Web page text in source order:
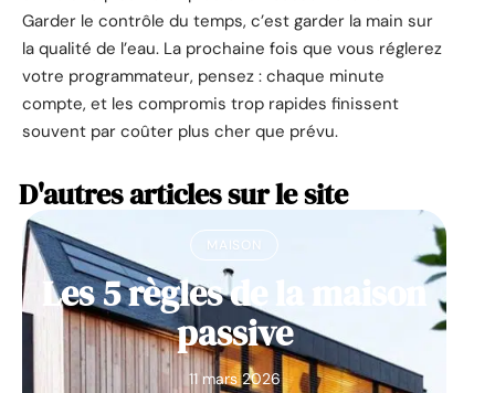
Garder le contrôle du temps, c’est garder la main sur
la qualité de l’eau. La prochaine fois que vous réglerez
votre programmateur, pensez : chaque minute
compte, et les compromis trop rapides finissent
souvent par coûter plus cher que prévu.
D'autres articles sur le site
MAISON
Les 5 règles de la maison
passive
11 mars 2026